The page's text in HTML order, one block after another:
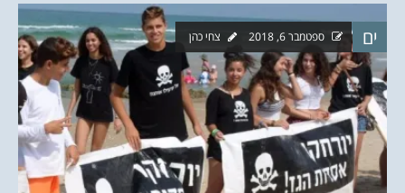
ים ספטמבר 6, 2018 צחי כהן